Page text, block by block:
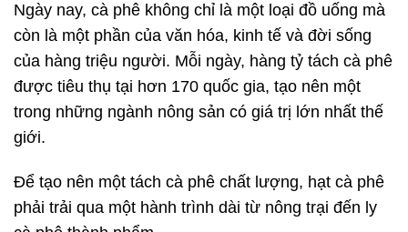
Ngày nay, cà phê không chỉ là một loại đồ uống mà
còn là một phần của văn hóa, kinh tế và đời sống
của hàng triệu người. Mỗi ngày, hàng tỷ tách cà phê
được tiêu thụ tại hơn 170 quốc gia, tạo nên một
trong những ngành nông sản có giá trị lớn nhất thế
giới.
Để tạo nên một tách cà phê chất lượng, hạt cà phê
phải trải qua một hành trình dài từ nông trại đến ly